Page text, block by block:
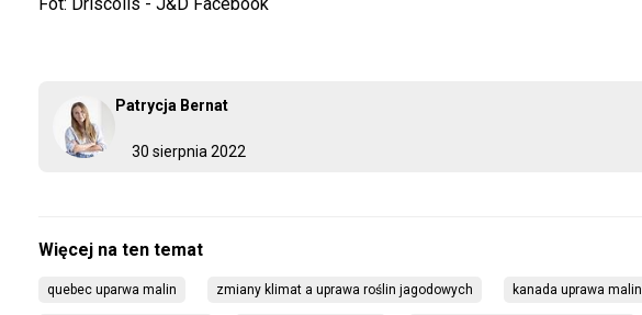
30 sierpnia 2022
Patrycja Bernat
quebec uparwa malin zmiany klimat a uprawa roślin jagodowych kanada uprawa malin